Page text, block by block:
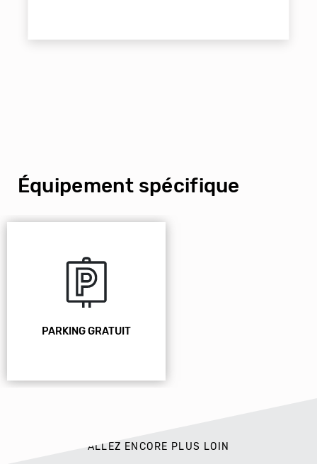
Équipement spécifique
PARKING GRATUIT
ALLEZ ENCORE PLUS LOIN